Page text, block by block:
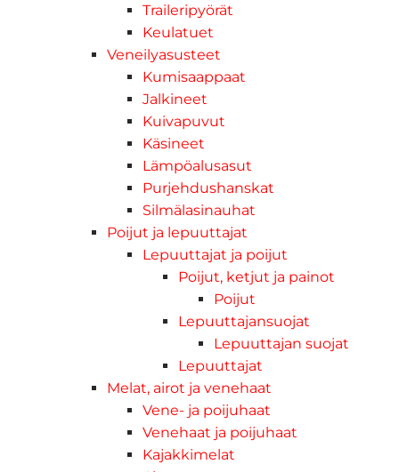
Traileripyörät
Keulatuet
Veneilyasusteet
Kumisaappaat
Jalkineet
Kuivapuvut
Käsineet
Lämpöalusasut
Purjehdushanskat
Silmälasinauhat
Poijut ja lepuuttajat
Lepuuttajat ja poijut
Poijut, ketjut ja painot
Poijut
Lepuuttajansuojat
Lepuuttajan suojat
Lepuuttajat
Melat, airot ja venehaat
Vene- ja poijuhaat
Venehaat ja poijuhaat
Kajakkimelat